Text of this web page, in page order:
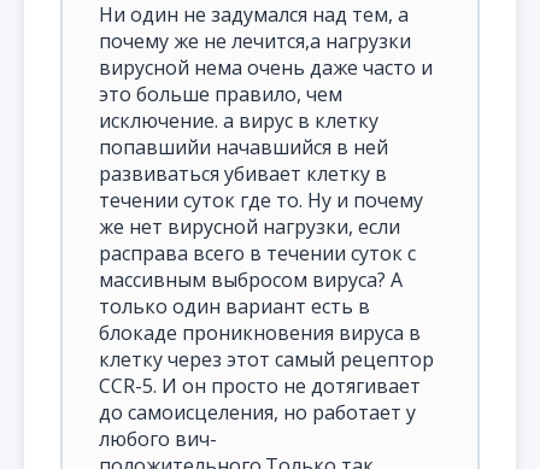
Ни один не задумался над тем, а
почему же не лечится,а нагрузки
вирусной нема очень даже часто и
это больше правило, чем
исключение. а вирус в клетку
попавшийи начавшийся в ней
развиваться убивает клетку в
течении суток где то. Ну и почему
же нет вирусной нагрузки, если
расправа всего в течении суток с
массивным выбросом вируса? А
только один вариант есть в
блокаде проникновения вируса в
клетку через этот самый рецептор
CCR-5. И он просто не дотягивает
до самоисцеления, но работает у
любого вич-